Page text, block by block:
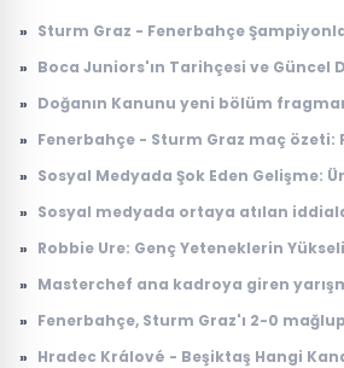
» Sturm Graz - Fenerbahçe
» Boca Juniors'ın Tarihçesi ve Güncel
» Doğanın Kanunu yeni bölüm
yayınlanacak?
» Fenerbahçe - Sturm Graz maç özeti:
» Sosyal Medyada Şok Eden Gelişme:
» Sosyal medyada ortaya atılan
» Robbie Ure: Genç Yeteneklerin
» Masterchef ana kadroya giren
» Fenerbahçe, Sturm Graz'ı 2-0
» Hradec Králové - Beşiktaş Hangi